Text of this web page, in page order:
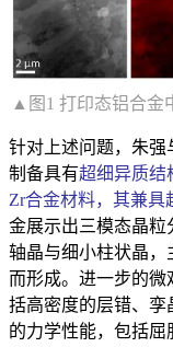
▲图1 打印态铝合金
针对上述问题，朱强
制备具有超细异质结
Zr合金材料，其兼具
金展示出三模态晶粒
轴晶与细小柱状晶，
而形成。进一步的
括高密度的层错、孪
的力学性能，包括屈